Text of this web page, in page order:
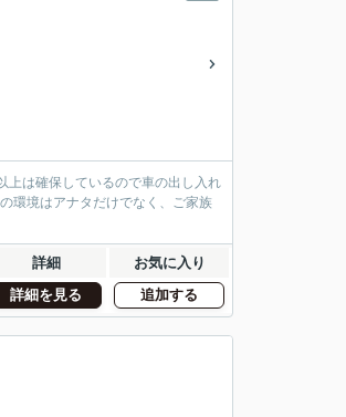
上は確保しているので車の出し入れ
環境はアナタだけでなく、ご家族
詳細 お気に入り
詳細を見る 追加する